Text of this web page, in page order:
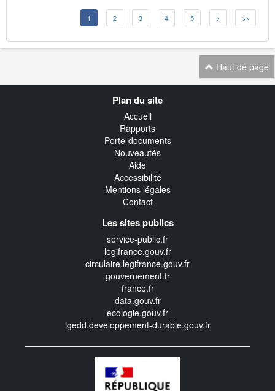
1 2 3 4 5 > >>
Haut de page
Plan du site
Accueil
Rapports
Porte-documents
Nouveautés
Aide
Accessibilité
Mentions légales
Contact
Les sites publics
service-public.fr
legifrance.gouv.fr
circulaire.legifrance.gouv.fr
gouvernement.fr
france.fr
data.gouv.fr
ecologie.gouv.fr
igedd.developpement-durable.gouv.fr